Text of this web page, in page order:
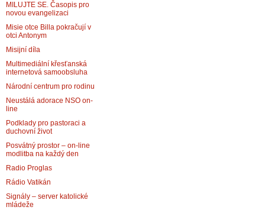
MILUJTE SE. Časopis pro
novou evangelizaci
Misie otce Billa pokračují v
otci Antonym
Misijní díla
Multimediální křesťanská
internetová samoobsluha
Národní centrum pro rodinu
Neustálá adorace NSO on-
line
Podklady pro pastoraci a
duchovní život
Posvátný prostor – on-line
modlitba na každý den
Radio Proglas
Rádio Vatikán
Signály – server katolické
mládeže